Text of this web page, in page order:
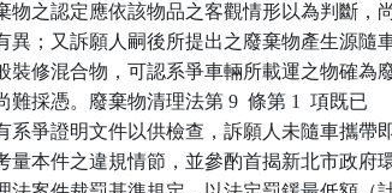
物之認定應依該物品之客觀情形以為判斷，
異；又訴願人嗣後所提出之廢棄物產生源隨
裝修混合物，可認系爭車輛所載運之物確為
採憑。廢棄物清理法第 9  條第 1  項既已
系爭證明文件以供檢查，訴願人未隨車攜帶
量本件之違規情節，並參酌首揭新北市政府